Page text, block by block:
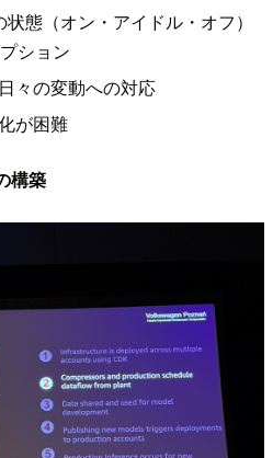
態（オン・アイドル・オフ）
ション
々の変動への対応
が困難
構築